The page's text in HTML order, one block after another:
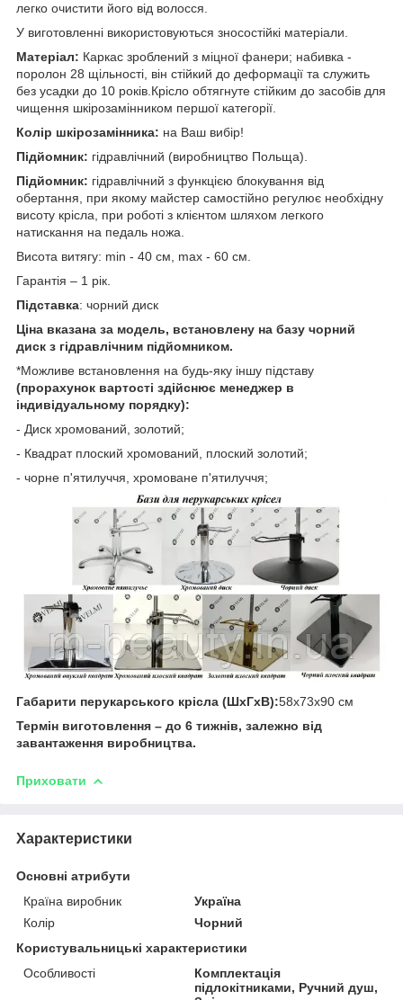
легко очистити його від волосся.
У виготовленні використовуються зносостійкі матеріали.
Матеріал: Каркас зроблений з міцної фанери; набивка -
поролон 28 щільності, він стійкий до деформації та служить
без усадки до 10 років.Крісло обтягнуте стійким до засобів для
чищення шкірозамінником першої категорії.
Колір шкірозамінника: на Ваш вибір!
Підйомник: гідравлічний (виробництво Польща).
Підйомник: гідравлічний з функцією блокування від
обертання, при якому майстер самостійно регулює необхідну
висоту крісла, при роботі з клієнтом шляхом легкого
натискання на педаль ножа.
Висота витягу: min - 40 см, max - 60 см.
Гарантія – 1 рік.
Підставка: чорний диск
Ціна вказана за модель, встановлену на базу чорний
диск з гідравлічним підйомником.
*Можливе встановлення на будь-яку іншу підставу
(прорахунок вартості здійснює менеджер в
індивідуальному порядку):
- Диск хромований, золотий;
- Квадрат плоский хромований, плоский золотий;
- чорне п'ятилуччя, хромоване п'ятилуччя;
Габарити перукарського крісла (ШхГхВ):58х73х90 см
Термін виготовлення – до 6 тижнів, залежно від
завантаження виробництва.
Приховати
Характеристики
Основні атрибути
Країна виробник
Україна
Колір
Чорний
Користувальницькі характеристики
Особливості
Комплектація
підлокітниками, Ручний душ,